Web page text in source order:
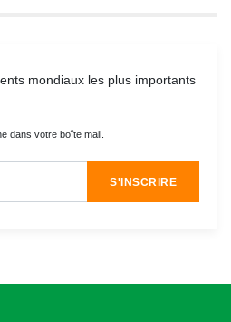
mondiaux les plus importants
dans votre boîte mail.
S'INSCRIRE